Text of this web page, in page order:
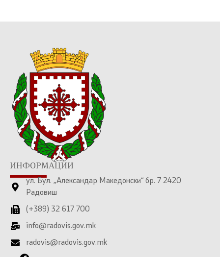
ИНФОРМАЦИИ
ул. Бул. „Александар Македонски“ бр. 7 2420
Радовиш
(+389) 32 617 700
info@radovis.gov.mk
radovis@radovis.gov.mk